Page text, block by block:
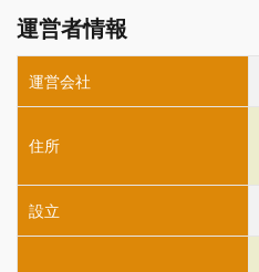
運営者情報
運営会社
住所
設立